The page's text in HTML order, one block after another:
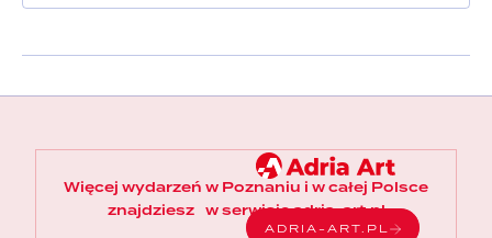
obsada/cast:Paulina Młynarska, Piotr Wawrzyńczak,
Więcej wydarzeń w Poznaniu i w całej Polsce
znajdziesz w serwisie adria-art.pl
ADRIA-ART.PL